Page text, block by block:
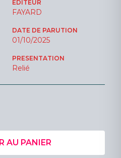
ÉDITEUR
FAYARD
DATE DE PARUTION
01/10/2025
PRESENTATION
Relié
AU PANIER